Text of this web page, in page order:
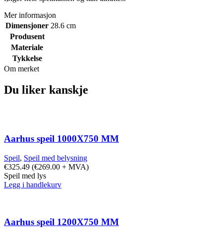
Mer informasjon
Dimensjoner 28.6 cm
Produsent
Materiale
Tykkelse
Om merket
Du liker kanskje
Aarhus speil 1000X750 MM
Speil, Speil med belysning
€325.49 (€269.00 + MVA)
Speil med lys
Legg i handlekurv
Aarhus speil 1200X750 MM